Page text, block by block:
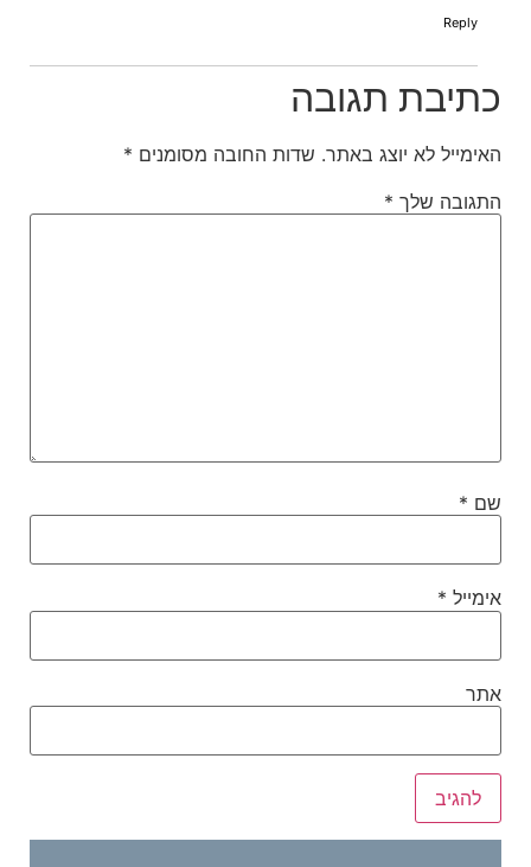
Reply
כתיבת תגובה
האימייל לא יוצג באתר. שדות החובה מסומנים *
התגובה שלך *
שם *
אימייל *
אתר